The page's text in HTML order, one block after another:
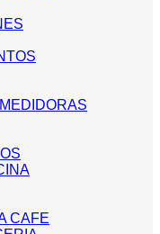
CAFE